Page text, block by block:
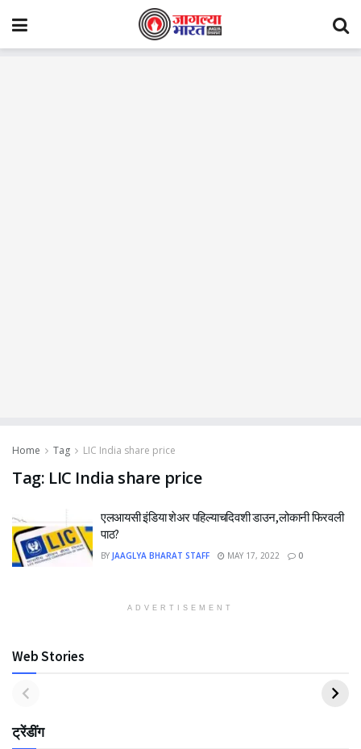
Home Tag LIC India share price
Tag: LIC India share price
एलआयसी इंडिया शेअर पहिल्याचदिवशी डाउन,लोकानी फिरवली
पाठ?
BY JAAGLYA BHARAT STAFF MAY 17, 2022 0
ADVERTISEMENT
Web Stories
ट्रेंडींग